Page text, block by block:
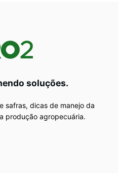
soluções.
safras, dicas de manejo da
produção agropecuária.